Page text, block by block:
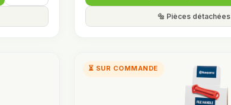
🔩 Pièces détachées
⏳ SUR COMMANDE